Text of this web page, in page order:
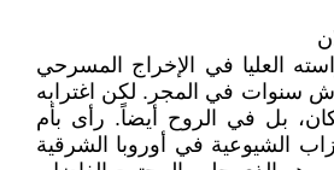
العليا في الإخراج المسرحي
سنوات في المجر. لكن اغترابه
بل في الروح أيضاً. رأى بأم
الشيوعية في أوروبا الشرقية